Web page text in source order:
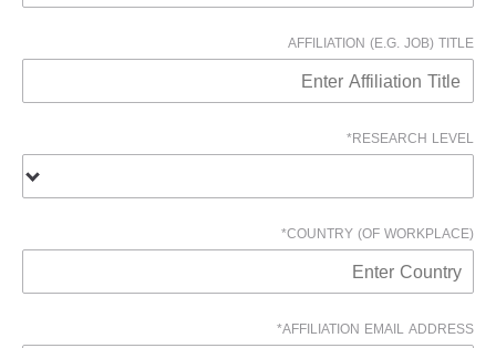
AFFILIATION (E.G. JOB) TITLE
RESEARCH LEVEL*
COUNTRY (OF WORKPLACE)*
AFFILIATION EMAIL ADDRESS*